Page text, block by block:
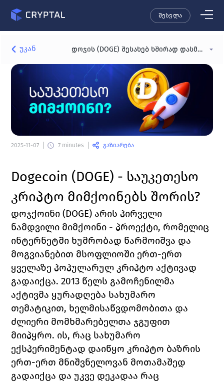
შესვლა
უკან დოჯის (DOGE) შესახებ ხშირად დასმული შეკითხვები - FAQ
2025-11-07 7 minutes გაზიარება
Dogecoin (DOGE) - საუკეთესო
კრიპტო მიმქოინებს შორის?
დოჯქოინი (DOGE) არის პირველი
ნამდვილი მიმქოინი - პროექტი, რომელიც
ინტერნეტში ხუმრობად წარმოიშვა და
მოგვიანებით მსოფლიოში ერთ-ერთ
ყველაზე პოპულარულ კრიპტო აქტივად
გადაიქცა. 2013 წელს გამოჩენილმა
აქტივმა ყურადღება სახუმარო
თემატიკით, ხელმისაწვდომობითა და
ძლიერი მომხმარებელთა ჯგუფით
მიიპყრო. ის, რაც სახუმარო
ექსპერიმენტად დაიწყო კრიპტო ბაზრის
ერთ-ერთ მნიშვნელოვან მოთამაშედ
გადაიქცა და უკვე დეკადაა რაც